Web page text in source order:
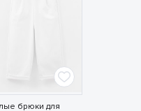
брюки для